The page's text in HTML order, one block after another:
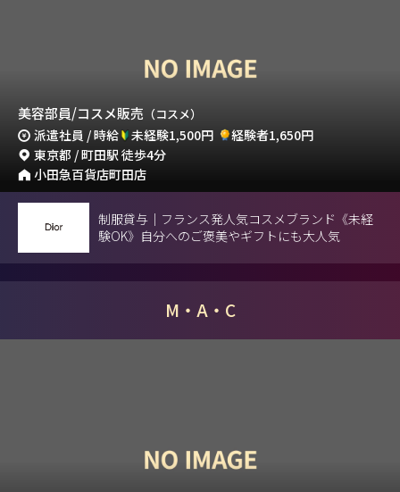
美容部員/コスメ販売 （コスメ）
派遣社員 / 時給 未経験1,500円
経験者1,650円
東京都 / 町田駅 徒歩4分
小田急百貨店町田店
制服貸与｜フランス発人気コスメブランド《未経
験OK》自分へのご褒美やギフトにも大人気
M・A・C